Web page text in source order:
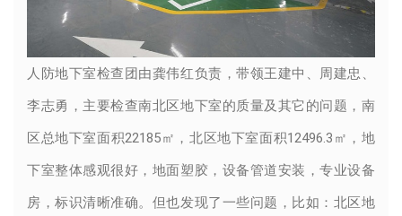
人防地下室检查团由龚伟红负责，带领王建中、周建忠、
李志勇，主要检查南北区地下室的质量及其它的问题，南
区总地下室面积22185㎡，北区地下室面积12496.3㎡，地
下室整体感观很好，地面塑胶，设备管道安装，专业设备
房，标识清晰准确。但也发现了一些问题，比如：北区地